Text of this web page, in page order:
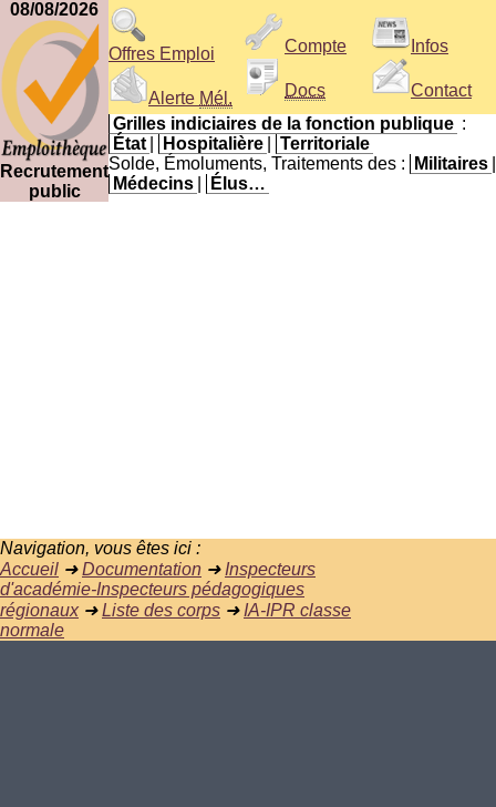
08/08/2026
Recrutement
public
Offres Emploi
Alerte Mél.
Compte
Docs
Infos
Contact
Grilles indiciaires de la fonction publique :
État
Hospitalière
Territoriale
Solde, Émoluments, Traitements des :
Militaires
Médecins
Élus…
Navigation, vous êtes ici :
Accueil ➜Documentation ➜ Inspecteurs
d'académie-Inspecteurs pédagogiques
régionaux ➜Liste des corps ➜ IA-IPR classe
normale